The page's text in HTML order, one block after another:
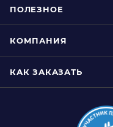
ПОЛЕЗНОЕ
КОМПАНИЯ
КАК ЗАКАЗАТЬ